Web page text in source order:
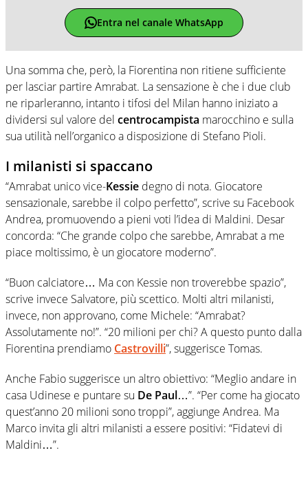
Entra nel canale WhatsApp
Una somma che, però, la Fiorentina non ritiene sufficiente
per lasciar partire Amrabat. La sensazione è che i due club
ne riparleranno, intanto i tifosi del Milan hanno iniziato a
dividersi sul valore del centrocampista marocchino e sulla
sua utilità nell’organico a disposizione di Stefano Pioli.
I milanisti si spaccano
“Amrabat unico vice-Kessie degno di nota. Giocatore
sensazionale, sarebbe il colpo perfetto”, scrive su Facebook
Andrea, promuovendo a pieni voti l’idea di Maldini. Desar
concorda: “Che grande colpo che sarebbe, Amrabat a me
piace moltissimo, è un giocatore moderno”.
“Buon calciatore… Ma con Kessie non troverebbe spazio”,
scrive invece Salvatore, più scettico. Molti altri milanisti,
invece, non approvano, come Michele: “Amrabat?
Assolutamente no!”. “20 milioni per chi? A questo punto dalla
Fiorentina prendiamo Castrovilli”, suggerisce Tomas.
Anche Fabio suggerisce un altro obiettivo: “Meglio andare in
casa Udinese e puntare su De Paul…”. “Per come ha giocato
quest’anno 20 milioni sono troppi”, aggiunge Andrea. Ma
Marco invita gli altri milanisti a essere positivi: “Fidatevi di
Maldini…”.